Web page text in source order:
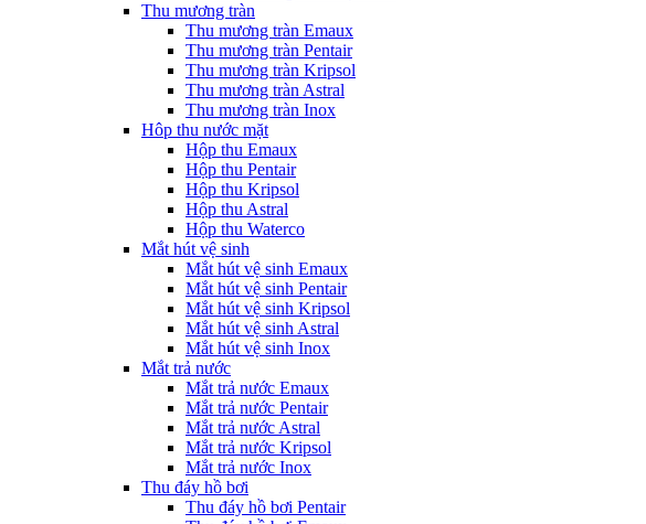
Thu mương tràn
Thu mương tràn Emaux
Thu mương tràn Pentair
Thu mương tràn Kripsol
Thu mương tràn Astral
Thu mương tràn Inox
Hôp thu nước mặt
Hộp thu Emaux
Hộp thu Pentair
Hộp thu Kripsol
Hộp thu Astral
Hộp thu Waterco
Mắt hút vệ sinh
Mắt hút vệ sinh Emaux
Mắt hút vệ sinh Pentair
Mắt hút vệ sinh Kripsol
Mắt hút vệ sinh Astral
Mắt hút vệ sinh Inox
Mắt trả nước
Mắt trả nước Emaux
Mắt trả nước Pentair
Mắt trả nước Astral
Mắt trả nước Kripsol
Mắt trả nước Inox
Thu đáy hồ bơi
Thu đáy hồ bơi Pentair